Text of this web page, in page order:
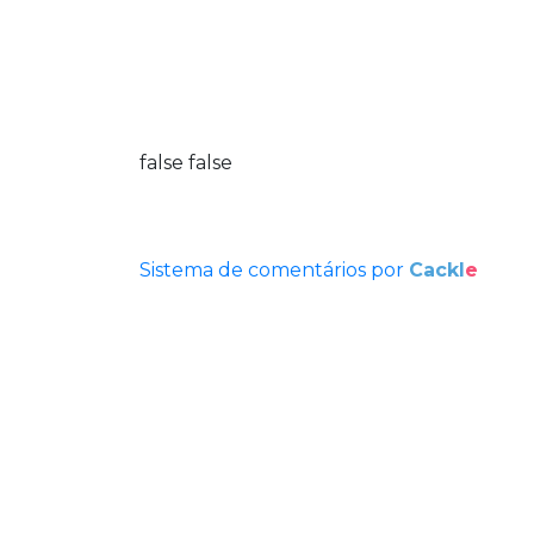
false false
Sistema de comentários por Cackl e